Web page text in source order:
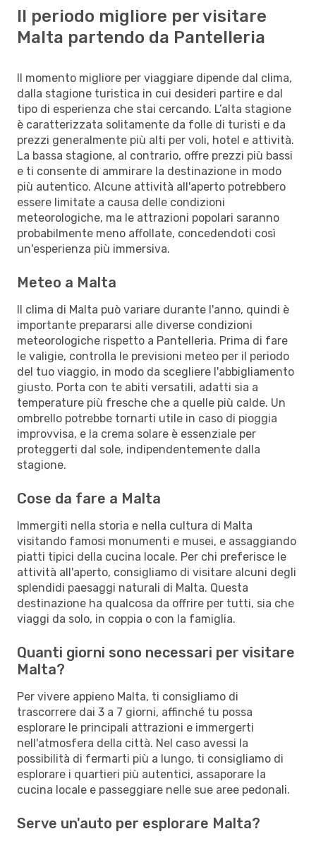
Il periodo migliore per visitare
Malta partendo da Pantelleria
Il momento migliore per viaggiare dipende dal clima,
dalla stagione turistica in cui desideri partire e dal
tipo di esperienza che stai cercando. L’alta stagione
è caratterizzata solitamente da folle di turisti e da
prezzi generalmente più alti per voli, hotel e attività.
La bassa stagione, al contrario, offre prezzi più bassi
e ti consente di ammirare la destinazione in modo
più autentico. Alcune attività all'aperto potrebbero
essere limitate a causa delle condizioni
meteorologiche, ma le attrazioni popolari saranno
probabilmente meno affollate, concedendoti così
un'esperienza più immersiva.
Meteo a Malta
Il clima di Malta può variare durante l'anno, quindi è
importante prepararsi alle diverse condizioni
meteorologiche rispetto a Pantelleria. Prima di fare
le valigie, controlla le previsioni meteo per il periodo
del tuo viaggio, in modo da scegliere l'abbigliamento
giusto. Porta con te abiti versatili, adatti sia a
temperature più fresche che a quelle più calde. Un
ombrello potrebbe tornarti utile in caso di pioggia
improvvisa, e la crema solare è essenziale per
proteggerti dal sole, indipendentemente dalla
stagione.
Cose da fare a Malta
Immergiti nella storia e nella cultura di Malta
visitando famosi monumenti e musei, e assaggiando
piatti tipici della cucina locale. Per chi preferisce le
attività all'aperto, consigliamo di visitare alcuni degli
splendidi paesaggi naturali di Malta. Questa
destinazione ha qualcosa da offrire per tutti, sia che
viaggi da solo, in coppia o con la famiglia.
Quanti giorni sono necessari per visitare
Malta?
Per vivere appieno Malta, ti consigliamo di
trascorrere dai 3 a 7 giorni, affinché tu possa
esplorare le principali attrazioni e immergerti
nell'atmosfera della città. Nel caso avessi la
possibilità di fermarti più a lungo, ti consigliamo di
esplorare i quartieri più autentici, assaporare la
cucina locale e passeggiare nelle sue aree pedonali.
Serve un'auto per esplorare Malta?